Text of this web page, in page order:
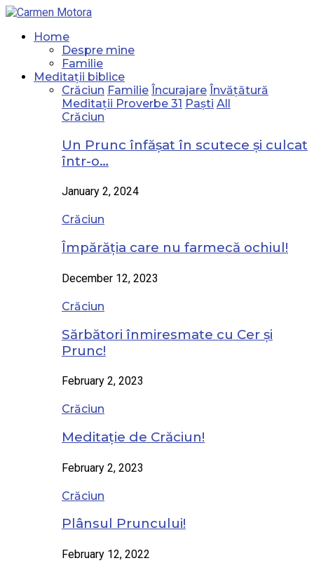
Home
Despre mine
Familie
Meditații biblice
Crăciun Familie Încurajare Învățătură
Meditații Proverbe 31 Paști All
Crăciun
Un Prunc înfășat în scutece și culcat
într-o…
January 2, 2024
Crăciun
Împărăția care nu farmecă ochiul!
December 12, 2023
Crăciun
Sărbători înmiresmate cu Cer și
Prunc!
February 2, 2023
Crăciun
Meditație de Crăciun!
February 2, 2023
Crăciun
Plânsul Pruncului!
February 12, 2022